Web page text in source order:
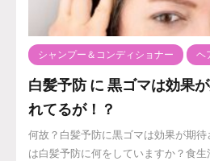
シャンプー＆コンディショナー ヘ
白髪予防 に 黒ゴマは効果
れてるが！？
何故？白髪予防に黒ゴマは効果が期
は白髪予防に何をしていますか？食